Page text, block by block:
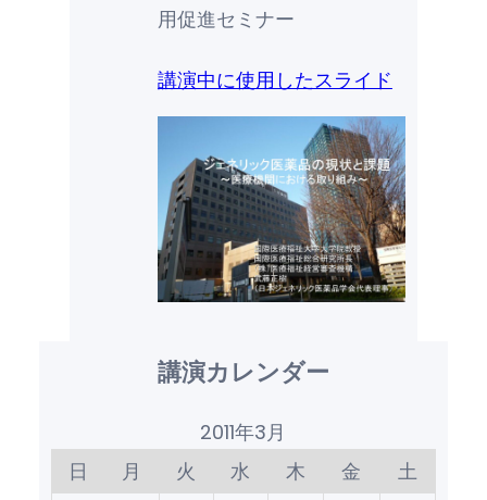
用促進セミナー
講演中に使用したスライド
講演カレンダー
2011年3月
日
月 火 水 木 金
土